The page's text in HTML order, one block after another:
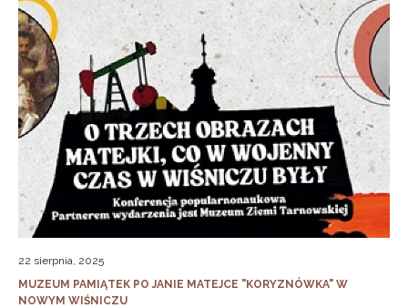
22 sierpnia, 2025
MUZEUM PAMIĄTEK PO JANIE MATEJCE "KORYZNÓWKA" W
NOWYM WIŚNICZU